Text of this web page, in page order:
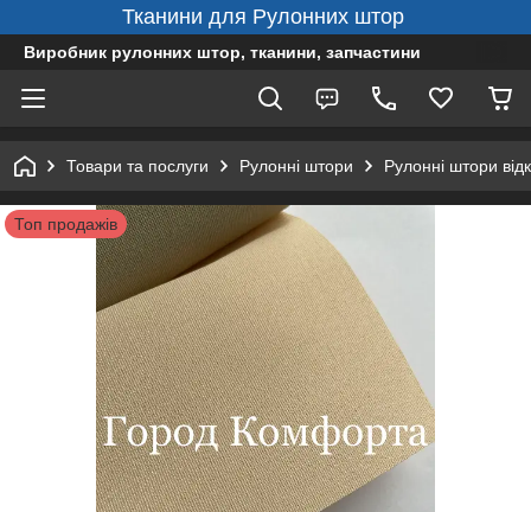
Тканини для Рулонних штор
Виробник рулонних штор, тканини, запчастини
Товари та послуги Рулонні штори Рулонні штори
Топ продажів